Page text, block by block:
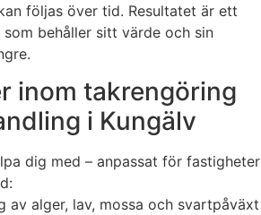
följas över tid. Resultatet är ett
behåller sitt värde och sin
inom takrengöring
i Kungälv
dig med – anpassat för fastigheter
av alger, lav, mossa och svartpåväxt